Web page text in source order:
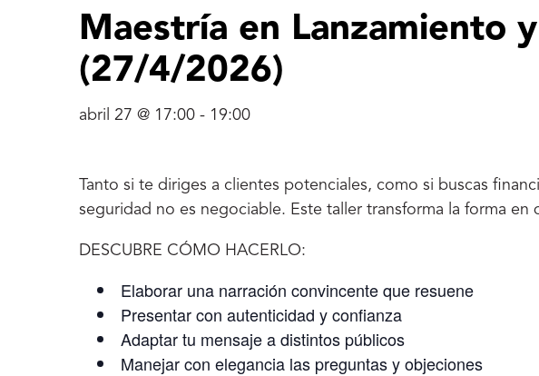
Maestría en Lanzamiento
(27/4/2026)
abril 27 @ 17:00 - 19:00
Tanto si te diriges a clientes potenciales, como si buscas
seguridad no es negociable. Este taller transforma la forma en
DESCUBRE CÓMO HACERLO:
Elaborar una narración convincente que resuene
Presentar con autenticidad y confianza
Adaptar tu mensaje a distintos públicos
Manejar con elegancia las preguntas y objeciones